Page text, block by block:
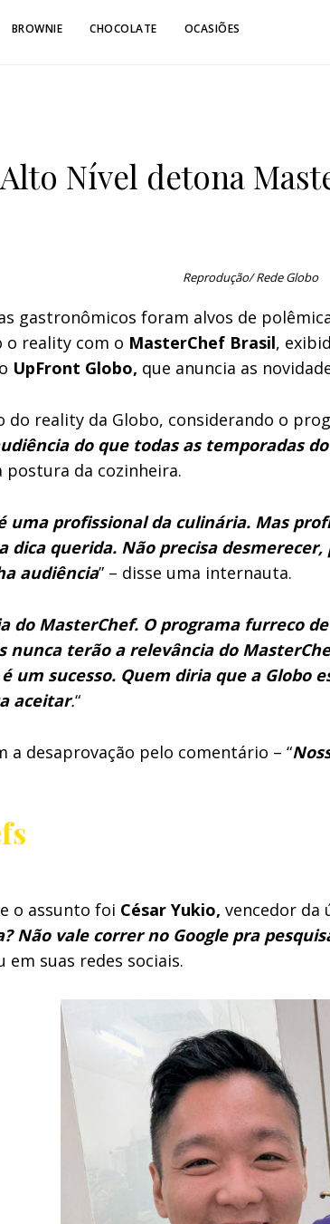
BROWNIE CHOCOLATE OCASIÕES
Nível detona
Reprodução/ Rede Globo
gastronômicos foram alvos de
o reality com o MasterChef Brasil,
UpFront Globo, que anuncia as
reality da Globo, considerando o
do que todas as temporadas
da cozinheira.
uma profissional da culinária. Mas
dica querida. Não precisa
audiência” – disse uma internauta.
do MasterChef. O programa furreco
nunca terão a relevância do
um sucesso. Quem diria que a
aceitar.“
a desaprovação pelo comentário – “
o assunto foi César Yukio, vencedor da
Não vale correr no Google pra
em suas redes sociais.